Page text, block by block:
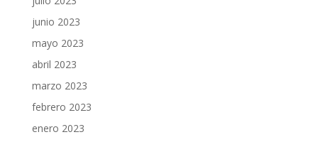
junio 2023
mayo 2023
abril 2023
marzo 2023
febrero 2023
enero 2023